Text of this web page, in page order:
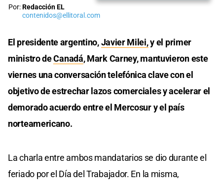
Por:Redacción EL
contenidos@ellitoral.com
El presidente argentino,Javier Milei,y el primer
ministro deCanadá, Mark Carney, mantuvieron este
viernes una conversación telefónica clave con el
objetivo de estrechar lazos comerciales y acelerar el
demorado acuerdo entre el Mercosur y el país
norteamericano.
La charla entre ambos mandatarios se dio durante el
feriado por el Día del Trabajador. En la misma,